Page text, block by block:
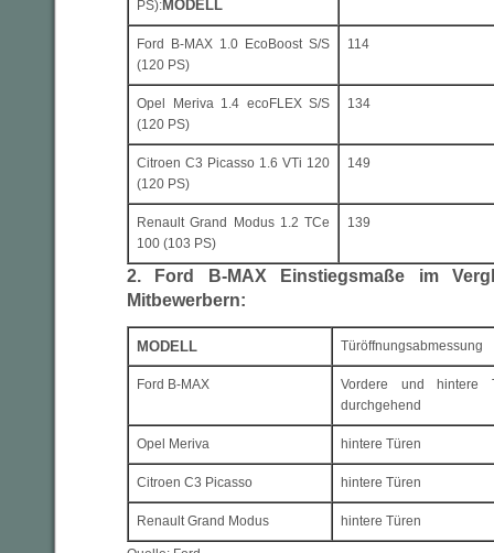
PS):MODELL
Ford B-MAX 1.0 EcoBoost S/S
(120 PS)
114
Opel Meriva 1.4 ecoFLEX S/S
(120 PS)
134
Citroen C3 Picasso 1.6 VTi 120
(120 PS)
149
Renault Grand Modus 1.2 TCe
100 (103 PS)
139
2. Ford B-MAX Einstiegsmaße im
Mitbewerbern:
MODELL Türöffnungsabmessung
Ford B-MAX
Vordere und hintere
durchgehend
Opel Meriva hintere Türen
Citroen C3 Picasso hintere Türen
Renault Grand Modus hintere Türen